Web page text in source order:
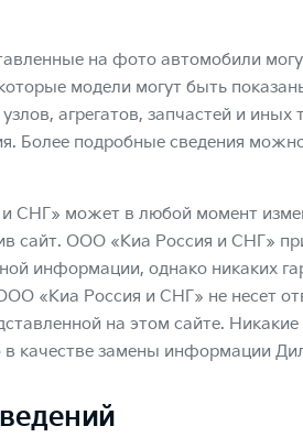
на фото автомобили
модели могут быть
агрегатов, запчастей и
Более подробные сведения
СНГ» может в любой момент
сайт. ООО «Киа Россия и СНГ»
информации, однако никаких
«Киа Россия и СНГ» не несет
на этом сайте.
в качестве замены информации